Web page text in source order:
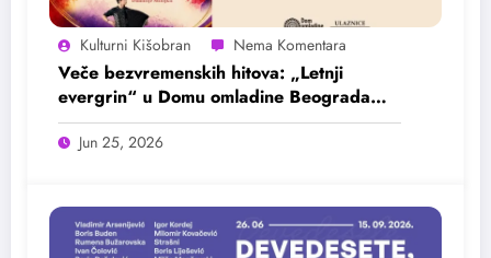
Kulturni Kišobran
Veče bezvremenskih hitova: „Letnji
evergrin“ u Domu omladine Beograda
25. juna
Jun 25, 2026